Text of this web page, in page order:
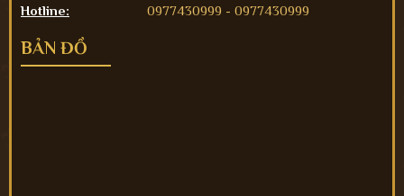
Hotline:
0977430999 - 0977430999
BẢN ĐỒ